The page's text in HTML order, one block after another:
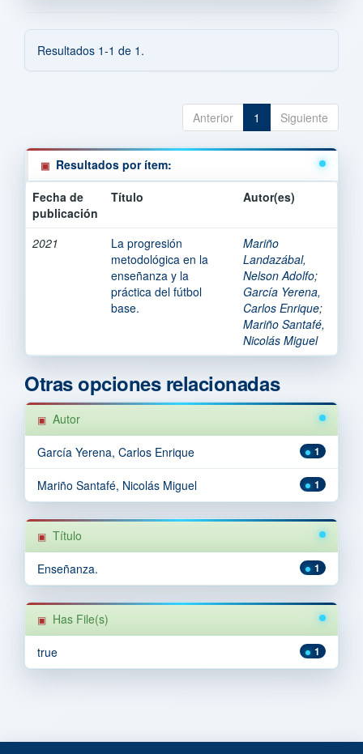
Resultados 1-1 de 1.
Anterior 1 Siguiente
Resultados por ítem:
Fecha de
publicación
Título Autor(es)
2021
La progresión
metodológica en la
enseñanza y la
práctica del fútbol
base.
Mariño
Landazábal,
Nelson Adolfo;
García Yerena,
Carlos Enrique;
Mariño Santafé,
Nicolás Miguel
Otras opciones relacionadas
Autor
1
García Yerena, Carlos Enrique
1
Mariño Santafé, Nicolás Miguel
Título
1
Enseñanza.
Has File(s)
1
true